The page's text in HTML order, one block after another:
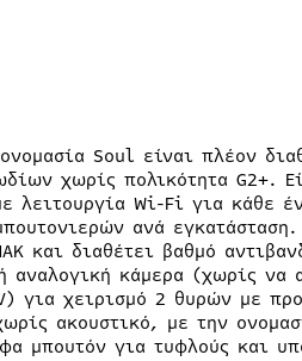
Soul είναι πλέον
χωρίς πολικότητα G2+.
λειτουργία Wi-Fi για κάθε
ανά
και διαθέτει βαθμό
αναλογική κάμερα (χωρίς
για χειρισμό 2 θυρών με
ακουστικό, με την
μπουτόν για τυφλούς και